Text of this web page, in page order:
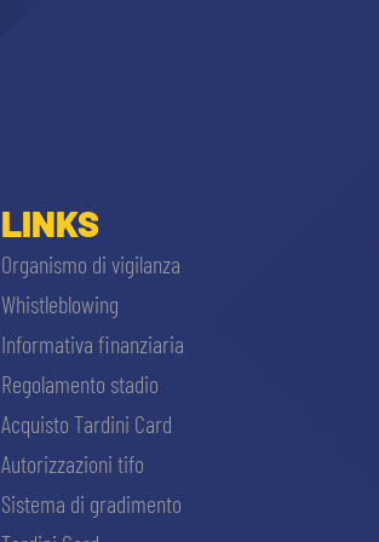
LINKS
Organismo di vigilanza
Whistleblowing
Informativa finanziaria
Regolamento stadio
Acquisto Tardini Card
Autorizzazioni tifo
Sistema di gradimento